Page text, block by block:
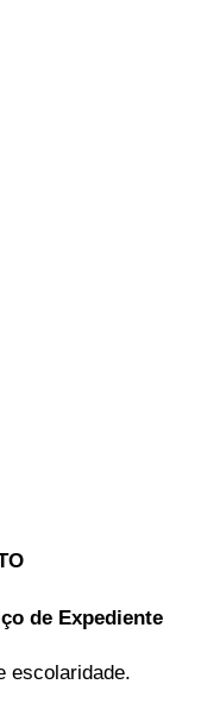
de Expediente
escolaridade.